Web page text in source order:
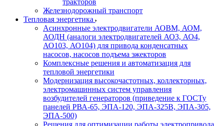
тракторов
Железнодорожный транспорт
Тепловая энергетика
Асинхронные электродвигатели АОВМ, АОМ,
АОДН (аналоги электродвигателей АО3, АО4,
АО103, АО104) для привода конденсатных
насосов, насосов подъема эжекторов
Комплексные решения и автоматизация для
тепловой энергетики
Модернизация высокочастотных, коллекторных,
электромашинных систем управления
возбудителей генераторов (приведение к ГОСТу
панелей РВА-65, ЭПА-120, ЭПА-325В, ЭПА-305,
ЭПА-500)
Решения для оптимизации работы электропривода